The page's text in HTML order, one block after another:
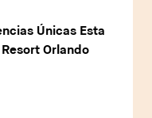
Únicas Esta
Orlando